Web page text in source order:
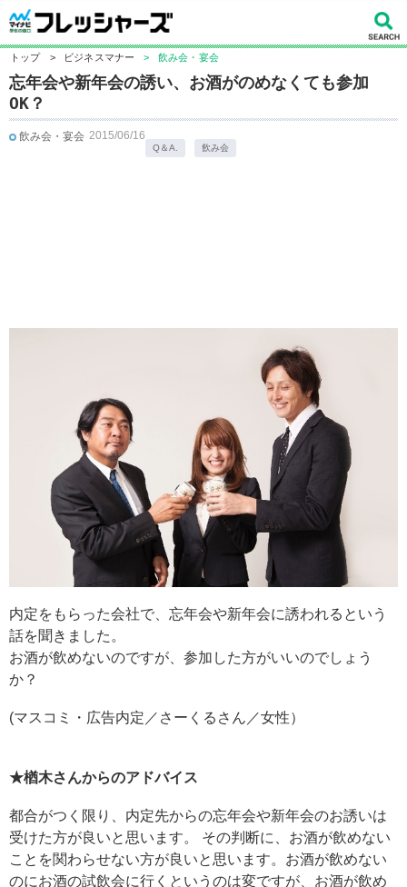
トップ > ビジネスマナー > 飲み会・宴会
忘年会や新年会の誘い、お酒がのめなくても参加
OK？
飲み会・宴会 2015/06/16
Q＆A. 飲み会
内定をもらった会社で、忘年会や新年会に誘われるという
話を聞きました。
お酒が飲めないのですが、参加した方がいいのでしょう
か？
(マスコミ・広告内定／さーくるさん／女性）
★楢木さんからのアドバイス
都合がつく限り、内定先からの忘年会や新年会のお誘いは
受けた方が良いと思います。 その判断に、お酒が飲めない
ことを関わらせない方が良いと思います。お酒が飲めない
のにお酒の試飲会に行くというのは変ですが、お酒が飲め